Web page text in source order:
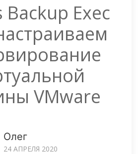
Exec
VMware
Олег
24 АПРЕЛЯ 2020